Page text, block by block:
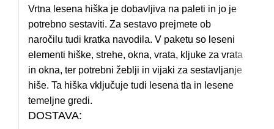
Vrtna lesena hiška je dobavljiva na paleti in jo je
potrebno sestaviti. Za sestavo prejmete ob
naročilu tudi kratka navodila. V paketu so leseni
elementi hiške, strehe, okna, vrata, kljuke za vrata
in okna, ter potrebni žeblji in vijaki za sestavljanje
hiše. Ta hiška vključuje tudi lesena tla in lesene
temeljne gredi.
DOSTAVA: